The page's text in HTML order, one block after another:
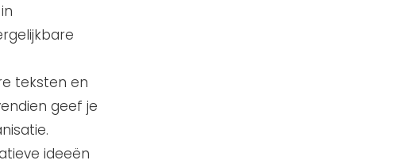
teksten en
geef je
ideeën